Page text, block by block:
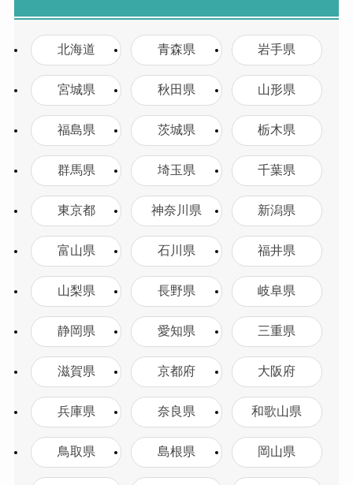
北海道 青森県 岩手県
宮城県 秋田県 山形県
福島県 茨城県 栃木県
群馬県 埼玉県 千葉県
東京都 神奈川県 新潟県
富山県 石川県 福井県
山梨県 長野県 岐阜県
静岡県 愛知県 三重県
滋賀県 京都府 大阪府
兵庫県 奈良県 和歌山県
鳥取県 島根県 岡山県